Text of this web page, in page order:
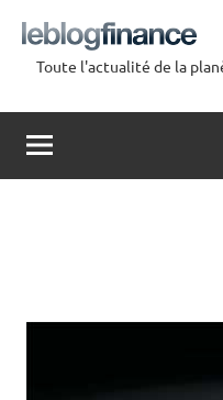
contenu
Blog
Finance
Toute l'actualité de la